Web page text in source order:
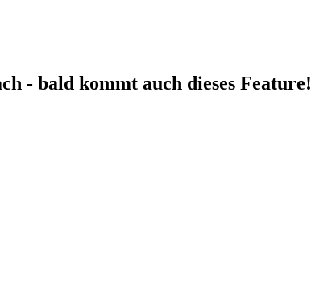
- bald kommt auch dieses Feature!